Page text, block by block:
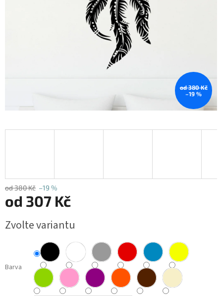
od 380 Kč
–19 %
od 380 Kč –19 %
od 307 Kč
cena:
Zvolte variantu
Barva